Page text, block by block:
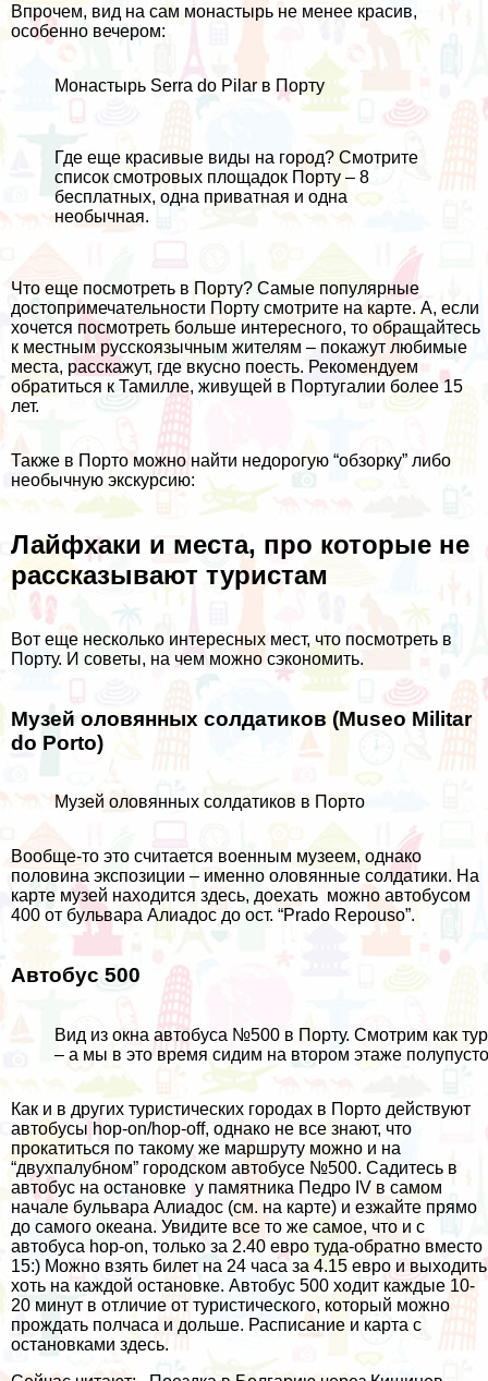
Впрочем, вид на сам монастырь не менее красив,
особенно вечером:
Монастырь Serra do Pilar в Порту
Где еще красивые виды на город? Смотрите
список смотровых площадок Порту – 8
бесплатных, одна приватная и одна
необычная.
Что еще посмотреть в Порту? Самые популярные
достопримечательности Порту смотрите на карте. А, если
хочется посмотреть больше интересного, то обращайтесь
к местным русскоязычным жителям – покажут любимые
места, расскажут, где вкусно поесть. Рекомендуем
обратиться кТамилле, живущей в Португалии более 15
лет.
Также в Порто можно найти недорогую “обзорку” либо
необычную экскурсию:
Лайфхаки и места, про которые не
рассказывают туристам
Вот еще несколько интересных мест, что посмотреть в
Порту. И советы, на чем можно сэкономить.
Музей оловянных солдатиков (Museo Militar
do Porto)
Музей оловянных солдатиков в Порто
Вообще-то это считается военным музеем, однако
половина экспозиции – именно оловянные солдатики. На
карте музей находится здесь, доехать можно автобусом
400 от бульвара Алиадос до ост. “Prado Repouso”.
Автобус 500
Вид из окна автобуса №500 в Порту. Смотрим как
– а мы в это время сидим на втором этаже
Как и в других туристических городах в Порто действуют
автобусы hop-on/hop-off, однако не все знают, что
прокатиться по такому же маршруту можно и на
“двухпалубном” городском автобусе №500. Садитесь в
автобус на остановке у памятника Педро IV в самом
начале бульвара Алиадос (см. на карте) и езжайте прямо
до самого океана. Увидите все то же самое, что и с
автобуса hop-on, только за 2.40 евро туда-обратно вместо
15:) Можно взять билет на 24 часа за 4.15 евро и выходить
хоть на каждой остановке. Автобус 500 ходит каждые 10-
20 минут в отличие от туристического, который можно
прождать полчаса и дольше. Расписание и карта с
остановками здесь.